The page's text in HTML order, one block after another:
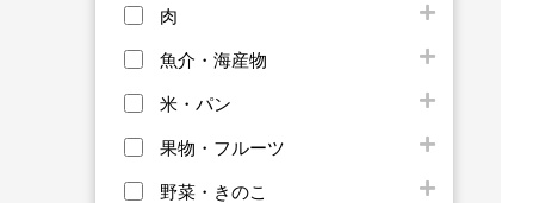
肉
魚介・海産物
米・パン
果物・フルーツ
野菜・きのこ